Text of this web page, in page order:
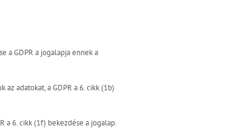
a GDPR a jogalapja ennek a
adatokat, a GDPR a 6. cikk (1b)
a 6. cikk (1f) bekezdése a jogalap.